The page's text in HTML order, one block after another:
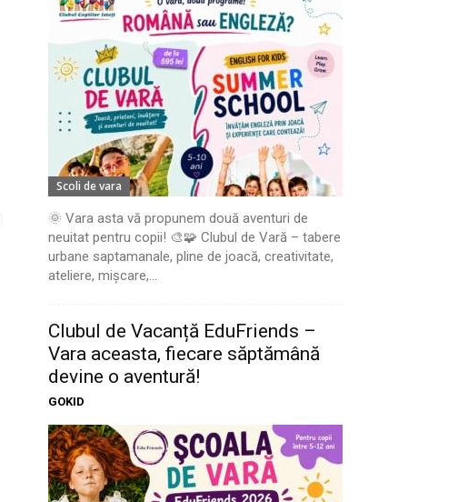
Scoli de vara
🌞 Vara asta vă propunem două aventuri de
neuitat pentru copii! 🎨🧩 Clubul de Vară – tabere
urbane saptamanale, pline de joacă, creativitate,
ateliere, mișcare,...
Clubul de Vacanță EduFriends –
Vara aceasta, fiecare săptămână
devine o aventură!
GOKID